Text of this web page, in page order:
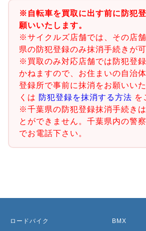
※自転車を買取に出す前に防犯
願いいたします。
※サイクルズ店舗では、その店
県の防犯登録のみ抹消手続きが可
※買取のみ対応店舗では防犯登
かねますので、お住まいの自治
登録所で事前に抹消をお願いい
くは 防犯登録を抹消する方法 を
※千葉県の防犯登録抹消手続き
とができません。千葉県内の警
でお電話下さい。
ロードバイク BMX